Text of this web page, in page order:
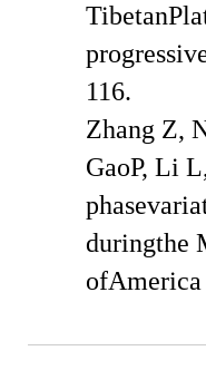
116.
Zhang Z,
GaoP, Li
duringthe